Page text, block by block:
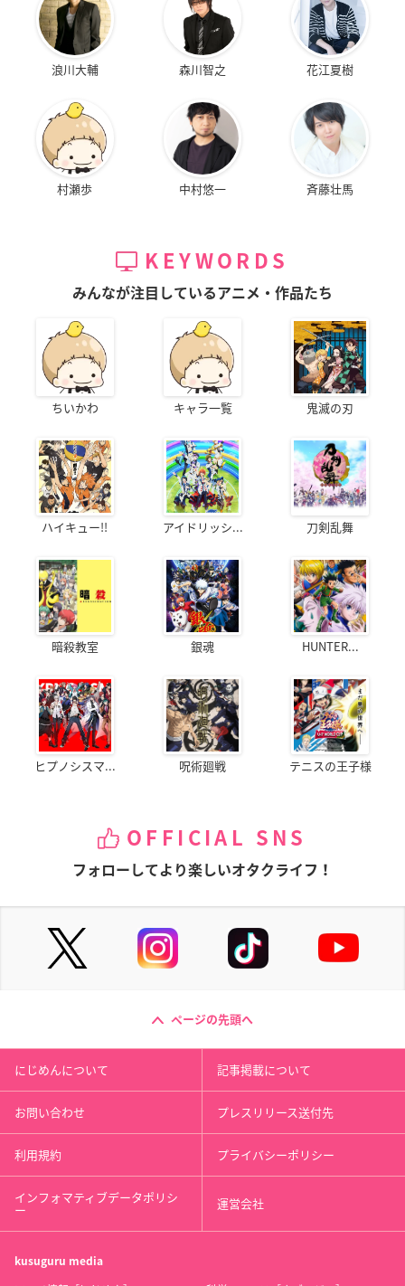
浪川大輔 森川智之 花江夏樹
村瀬歩 中村悠一 斉藤壮馬
KEYWORDS
みんなが注目しているアニメ・作品たち
ちいかわ キャラ一覧 鬼滅の刃
ハイキュー!! アイドリッシ... 刀剣乱舞
暗殺教室 銀魂 HUNTER...
ヒプノシスマ... 呪術廻戦 テニスの王子様
OFFICIAL SNS
フォローしてより楽しいオタクライフ！
ページの先頭へ
にじめんについて 記事掲載について
お問い合わせ プレスリリース送付先
利用規約 プライバシーポリシー
インフォマティブデータポリシ
ー 運営会社
kusuguru media